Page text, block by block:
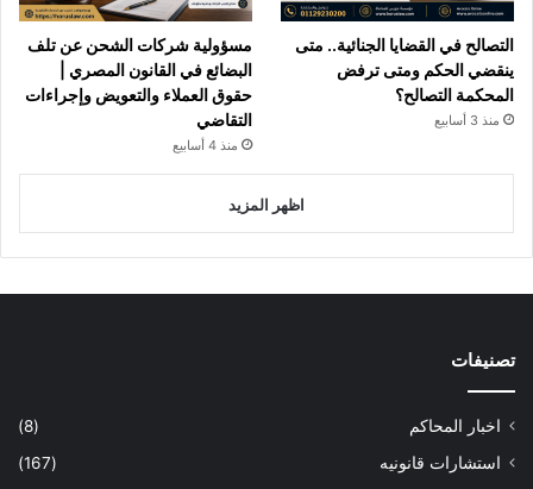
التصالح في القضايا الجنائية.. متى
ينقضي الحكم ومتى ترفض
المحكمة التصالح؟
منذ 3 أسابيع
مسؤولية شركات الشحن عن تلف
البضائع في القانون المصري |
حقوق العملاء والتعويض وإجراءات
التقاضي
منذ 4 أسابيع
اظهر المزيد
تصنيفات
اخبار المحاكم
(8)
استشارات قانونيه
(167)